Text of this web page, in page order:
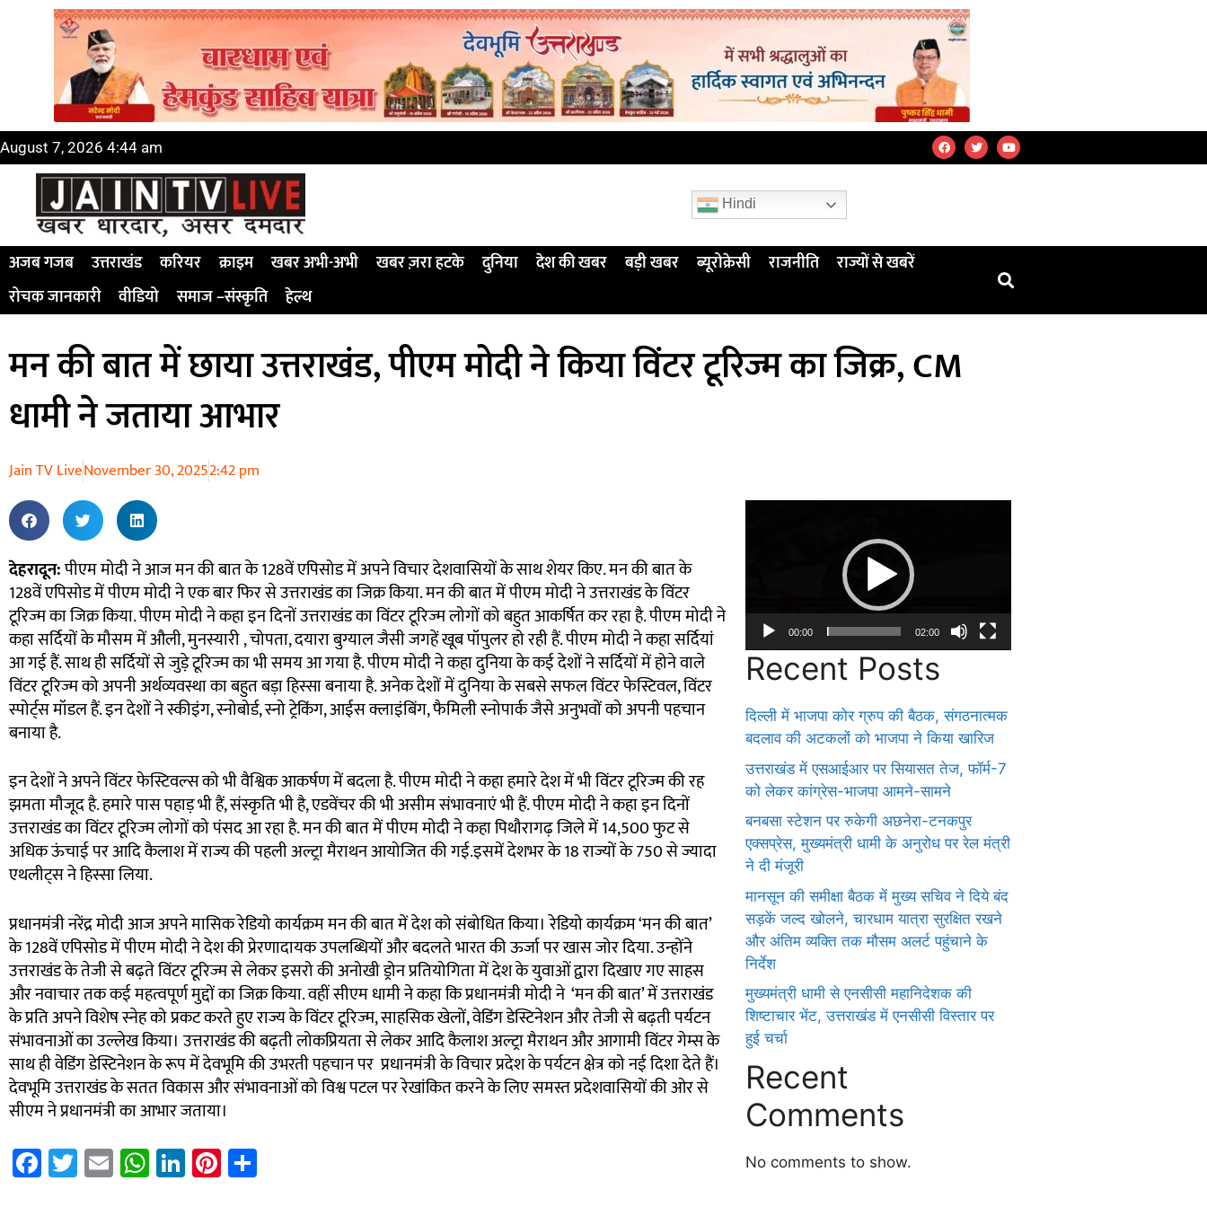
August 7, 2026 4:44 am
Hindi
अजब गजब उत्तराखंड करियर क्राइम खबर अभी-अभी खबर ज़रा हटके दुनिया देश की खबर बड़ी खबर ब्यूरोक्रेसी राजनीति
राज्यों से खबरें
रोचक जानकारी
वीडियो समाज –संस्कृति हेल्थ
मन की बात में छाया उत्तराखंड, पीएम मोदी ने किया विंटर टूरिज्म का जिक्र, CM
धामी ने जताया आभार
Jain TV LiveNovember 30, 20252:42 pm
देहरादून:पीएम मोदी ने आज मन की बात के 128वें एपिसोड में अपने विचार देशवासियों के साथ शेयर किए. मन की बात के
128वें एपिसोड में पीएम मोदी ने एक बार फिर से उत्तराखंड का जिक्र किया. मन की बात में पीएम मोदी ने उत्तराखंड के विंटर
टूरिज्म का जिक्र किया. पीएम मोदी ने कहा इन दिनों उत्तराखंड का विंटर टूरिज्म लोगों को बहुत आकर्षित कर रहा है. पीएम मोदी ने
कहा सर्दियों के मौसम में औली, मुनस्यारी , चोपता, दयारा बुग्याल जैसी जगहें खूब पॉपुलर हो रही हैं. पीएम मोदी ने कहा सर्दियां
आ गई हैं. साथ ही सर्दियों से जुड़े टूरिज्म का भी समय आ गया है. पीएम मोदी ने कहा दुनिया के कई देशों ने सर्दियों में होने वाले
विंटर टूरिज्म को अपनी अर्थव्यवस्था का बहुत बड़ा हिस्सा बनाया है. अनेक देशों में दुनिया के सबसे सफल विंटर फेस्टिवल, विंटर
स्पोर्ट्स मॉडल हैं. इन देशों ने स्कीइंग, स्नोबोर्ड, स्नो ट्रेकिंग, आईस क्लाइंबिंग, फैमिली स्नोपार्क जैसे अनुभवों को अपनी पहचान
बनाया है.
इन देशों ने अपने विंटर फेस्टिवल्स को भी वैश्विक आकर्षण में बदला है. पीएम मोदी ने कहा हमारे देश में भी विंटर टूरिज्म की रह
झमता मौजूद है. हमारे पास पहाड़ भी हैं, संस्कृति भी है, एडवेंचर की भी असीम संभावनाएं भी हैं. पीएम मोदी ने कहा इन दिनों
उत्तराखंड का विंटर टूरिज्म लोगों को पंसद आ रहा है. मन की बात में पीएम मोदी ने कहा पिथौरागढ़ जिले में 14,500 फुट से
अधिक ऊंचाई पर आदि कैलाश में राज्य की पहली अल्ट्रा मैराथन आयोजित की गई.इसमें देशभर के 18 राज्यों के 750 से ज्यादा
एथलीट्स ने हिस्सा लिया.
प्रधानमंत्री नरेंद्र मोदी आज अपने मासिक रेडियो कार्यक्रम मन की बात में देश को संबोधित किया। रेडियो कार्यक्रम ‘मन की बात’
के 128वें एपिसोड में पीएम मोदी ने देश की प्रेरणादायक उपलब्धियों और बदलते भारत की ऊर्जा पर खास जोर दिया. उन्होंने
उत्तराखंड के तेजी से बढ़ते विंटर टूरिज्म से लेकर इसरो की अनोखी ड्रोन प्रतियोगिता में देश के युवाओं द्वारा दिखाए गए साहस
और नवाचार तक कई महत्वपूर्ण मुद्दों का जिक्र किया. वहीं सीएम धामी ने कहा कि प्रधानमंत्री मोदी ने ‘मन की बात’ में उत्तराखंड
के प्रति अपने विशेष स्नेह को प्रकट करते हुए राज्य के विंटर टूरिज्म, साहसिक खेलों, वेडिंग डेस्टिनेशन और तेजी से बढ़ती पर्यटन
संभावनाओं का उल्लेख किया। उत्तराखंड की बढ़ती लोकप्रियता से लेकर आदि कैलाश अल्ट्रा मैराथन और आगामी विंटर गेम्स के
साथ ही वेडिंग डेस्टिनेशन के रूप में देवभूमि की उभरती पहचान पर प्रधानमंत्री के विचार प्रदेश के पर्यटन क्षेत्र को नई दिशा देते हैं।
देवभूमि उत्तराखंड के सतत विकास और संभावनाओं को विश्व पटल पर रेखांकित करने के लिए समस्त प्रदेशवासियों की ओर से
सीएम ने प्रधानमंत्री का आभार जताया।
Fa
ce
T
wi
E
m
W
h
Li
nk
Pi
nt
00:00 02:00
Recent Posts
दिल्ली में भाजपा कोर ग्रुप की बैठक, संगठनात्मक
बदलाव की अटकलों को भाजपा ने किया खारिज
उत्तराखंड में एसआईआर पर सियासत तेज, फॉर्म-7
को लेकर कांग्रेस-भाजपा आमने-सामने
बनबसा स्टेशन पर रुकेगी अछनेरा-टनकपुर
एक्सप्रेस, मुख्यमंत्री धामी के अनुरोध पर रेल मंत्री
ने दी मंजूरी
मानसून की समीक्षा बैठक में मुख्य सचिव ने दिये बंद
सड़कें जल्द खोलने, चारधाम यात्रा सुरक्षित रखने
और अंतिम व्यक्ति तक मौसम अलर्ट पहुंचाने के
निर्देश
मुख्यमंत्री धामी से एनसीसी महानिदेशक की
शिष्टाचार भेंट, उत्तराखंड में एनसीसी विस्तार पर
हुई चर्चा
Recent
Comments
No comments to show.